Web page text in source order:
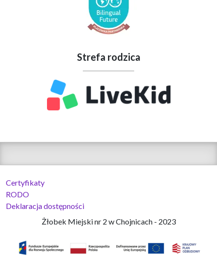
Strefa rodzica
Certyfikaty
RODO
Deklaracja dostępności
Żłobek Miejski nr 2 w Chojnicach - 2023